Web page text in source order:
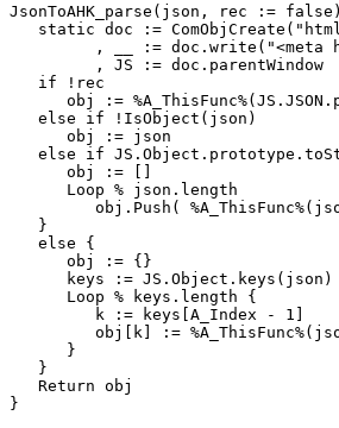
JsonToAHK_parse(json, rec :=
static doc :=
, __ := doc.write("<meta
         , JS := doc.parentWindow
   if !rec
obj :=
   else if !IsObject(json)
      obj := json
else if
      obj := []
      Loop % json.length
obj.Push(
   }
   else {
      obj := {}
      keys := JS.Object.keys(json)
      Loop % keys.length {
         k := keys[A_Index - 1]
obj[k] :=
      }
   }
   Return obj
}